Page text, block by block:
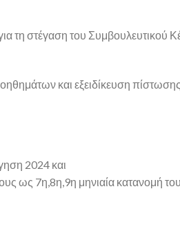
τη στέγαση του Συμβουλευτικού
και εξειδίκευση πίστωσης
2024 και
ως 7η,8η,9η μηνιαία κατανομή